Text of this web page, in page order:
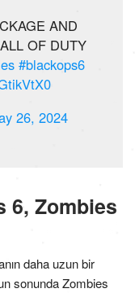
AND
OF DUTY
#blackops6
26, 2024
6, Zombies
daha uzun bir
sonunda Zombies